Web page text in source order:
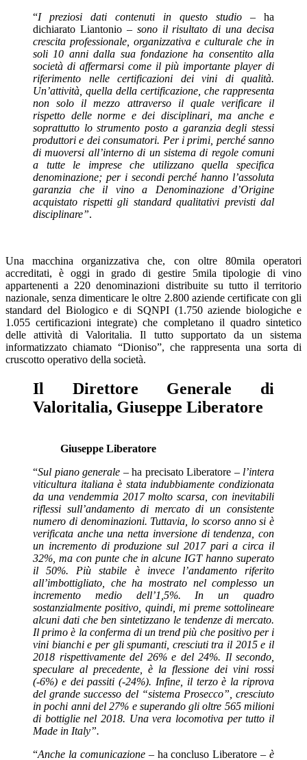
“I preziosi dati contenuti in questo studio – ha
dichiarato Liantonio – sono il risultato di una decisa
crescita professionale, organizzativa e culturale che in
soli 10 anni dalla sua fondazione ha consentito alla
società di affermarsi come il più importante player di
riferimento nelle certificazioni dei vini di qualità.
Un’attività, quella della certificazione, che rappresenta
non solo il mezzo attraverso il quale verificare il
rispetto delle norme e dei disciplinari, ma anche e
soprattutto lo strumento posto a garanzia degli stessi
produttori e dei consumatori. Per i primi, perché sanno
di muoversi all’interno di un sistema di regole comuni
a tutte le imprese che utilizzano quella specifica
denominazione; per i secondi perché hanno l’assoluta
garanzia che il vino a Denominazione d’Origine
acquistato rispetti gli standard qualitativi previsti dal
disciplinare”.
Una macchina organizzativa che, con oltre 80mila operatori
accreditati, è oggi in grado di gestire 5mila tipologie di vino
appartenenti a 220 denominazioni distribuite su tutto il territorio
nazionale, senza dimenticare le oltre 2.800 aziende certificate con gli
standard del Biologico e di SQNPI (1.750 aziende biologiche e
1.055 certificazioni integrate) che completano il quadro sintetico
delle attività di Valoritalia. Il tutto supportato da un sistema
informatizzato chiamato “Dioniso”, che rappresenta una sorta di
cruscotto operativo della società.
Il Direttore Generale di
Valoritalia, Giuseppe Liberatore
Giuseppe Liberatore
“Sul piano generale – ha precisato Liberatore –l’intera
viticultura italiana è stata indubbiamente condizionata
da una vendemmia 2017 molto scarsa, con inevitabili
riflessi sull’andamento di mercato di un consistente
numero di denominazioni. Tuttavia, lo scorso anno si è
verificata anche una netta inversione di tendenza, con
un incremento di produzione sul 2017 pari a circa il
32%, ma con punte che in alcune IGT hanno superato
il 50%. Più stabile è invece l’andamento riferito
all’imbottigliato, che ha mostrato nel complesso un
incremento medio dell’1,5%. In un quadro
sostanzialmente positivo, quindi, mi preme sottolineare
alcuni dati che ben sintetizzano le tendenze di mercato.
Il primo è la conferma di un trend più che positivo per i
vini bianchi e per gli spumanti, cresciuti tra il 2015 e il
2018 rispettivamente del 26% e del 24%. Il secondo,
speculare al precedente, è la flessione dei vini rossi
(-6%) e dei passiti (-24%). Infine, il terzo è la riprova
del grande successo del “sistema Prosecco”, cresciuto
in pochi anni del 27% e superando gli oltre 565 milioni
di bottiglie nel 2018. Una vera locomotiva per tutto il
Made in Italy”.
“Anche la comunicazione – ha concluso Liberatore – è